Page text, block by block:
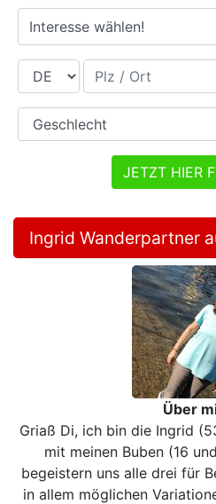
Interesse wählen!
Land Plz / Ort
Geschlecht
Ingrid Wanderpartner
Über
Griaß Di, ich bin die Ingrid
mit meinen Buben (16
begeistern uns alle drei für
in allem möglichen